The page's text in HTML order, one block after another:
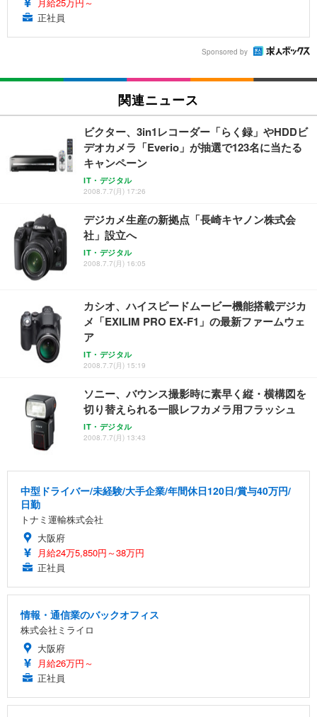
月給25万円～
正社員
Sponsored by
関連ニュース
ビクター、3in1レコーダー「らく録」やHDDビ
デオカメラ「Everio」が抽選で123名に当たる
キャンペーン
IT・デジタル
2008.7.7(月) 17:26
デジカメ生産の新拠点「長崎キヤノン株式会
社」設立へ
IT・デジタル
2008.7.7(月) 16:05
カシオ、ハイスピードムービー機能搭載デジカ
メ「EXILIM PRO EX-F1」の最新ファームウェ
ア
IT・デジタル
2008.7.7(月) 15:19
ソニー、バウンス撮影時に素早く縦・横構図を
切り替えられる一眼レフカメラ用フラッシュ
IT・デジタル
2008.7.7(月) 13:43
中型ドライバー/未経験/大手企業/年間休日120日/賞与40万円/
日勤
トナミ運輸株式会社
大阪府
月給24万5,850円～38万円
正社員
情報・通信業のバックオフィス
株式会社ミライロ
大阪府
月給26万円～
正社員